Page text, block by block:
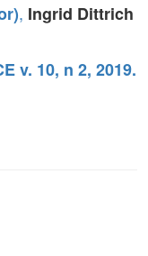
, Ingrid Dittrich
v. 10, n 2, 2019.